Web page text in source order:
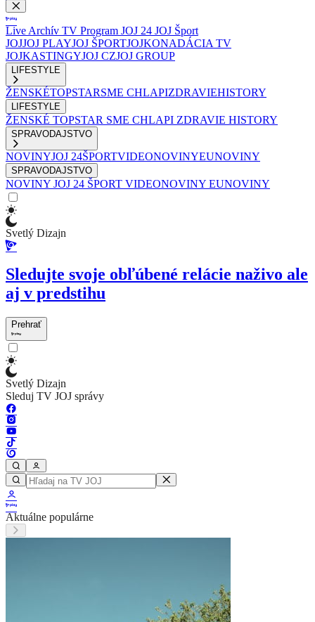
Live Archív TV Program JOJ 24 JOJ Šport
JOJJOJ PLAYJOJ ŠPORTJOJKONADÁCIA TV
JOJKASTINGYJOJ CZJOJ GROUP
LIFESTYLE
ŽENSKÉTOPSTARSME CHLAPIZDRAVIEHISTORY
LIFESTYLE
ŽENSKÉ TOPSTAR SME CHLAPI ZDRAVIE HISTORY
SPRAVODAJSTVO
NOVINYJOJ 24ŠPORTVIDEONOVINYEUNOVINY
SPRAVODAJSTVO
NOVINY JOJ 24 ŠPORT VIDEONOVINY EUNOVINY
Svetlý Dizajn
Sledujte svoje obľúbené relácie naživo ale
aj v predstihu
Prehrať
Svetlý Dizajn
Sleduj TV JOJ správy
Aktuálne populárne